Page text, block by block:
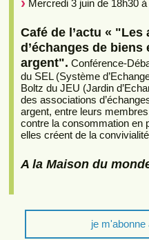
Mercredi 3 juin de 18h30
Café de l’actu «
d’échanges de
argent". Conférence-
du SEL (Système
Boltz du JEU (Jardin
des associations
argent, entre leurs
contre la consommation en
elles créent de la
A la Maison du
je